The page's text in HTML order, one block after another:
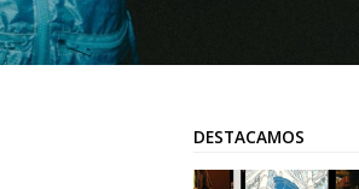
DESTACAMOS